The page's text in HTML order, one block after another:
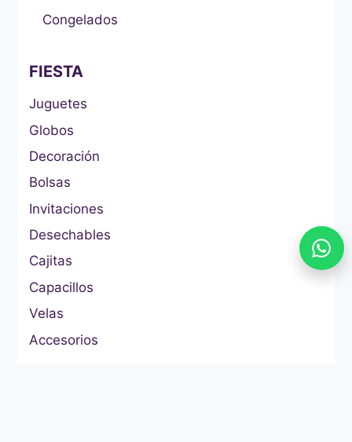
Congelados
FIESTA
Juguetes
Globos
Decoración
Bolsas
Invitaciones
Desechables
Cajitas
Capacillos
Velas
Accesorios